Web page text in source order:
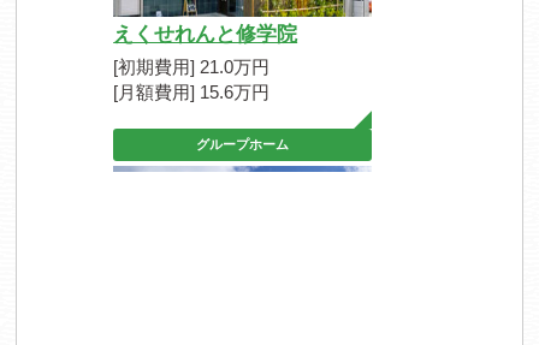
えくせれんと修学院
[初期費用] 21.0万円
[月額費用] 15.6万円
グループホーム